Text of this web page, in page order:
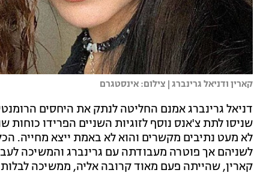
קארין ודניאל גרינברג | צילום: אינסטגרם
דניאל גרינברג אמנם החליטה לנתק את היחסים
שניסו לתת צ'אנס נוסף לזוגיות השניים הפרידו
לא מעט נתיבים מקשרים והוא לא באמת ייצא מחייה.
לשניהם אך פוטרה מעבודתה עם גרינברג והמשיכה
קארין, שהייתה פעם מאוד קרובה אליה, ממשיכה